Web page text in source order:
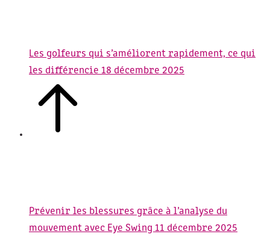
Les golfeurs qui s’améliorent rapidement, ce qui
les différencie 18 décembre 2025
Prévenir les blessures grâce à l’analyse du
mouvement avec Eye Swing 11 décembre 2025